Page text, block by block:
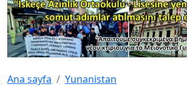
Ana sayfa Yunanistan